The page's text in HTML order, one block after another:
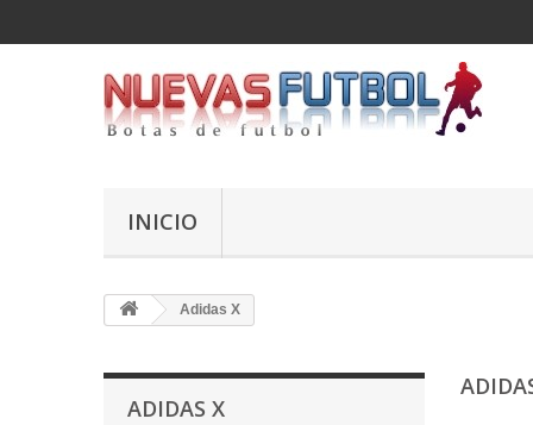
INICIO
Adidas X
ADIDAS X